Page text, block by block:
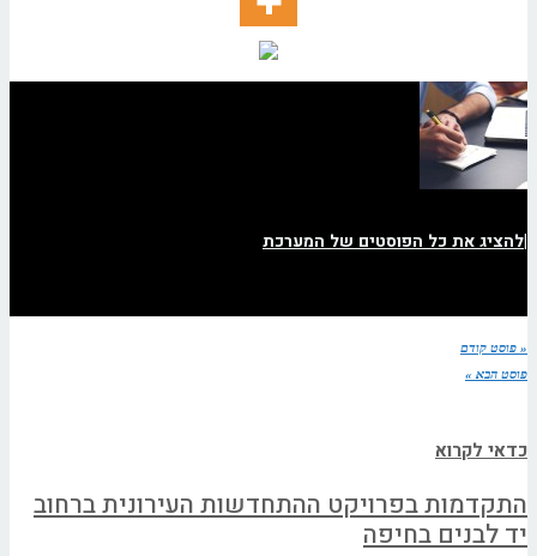
|להציג את כל הפוסטים של המערכת
« פוסט קודם
פוסט הבא »
כדאי לקרוא
התקדמות בפרויקט ההתחדשות העירונית ברחוב
יד לבנים בחיפה